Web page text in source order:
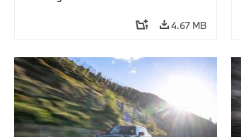
Optional Extras, Accessories
4.67 MB